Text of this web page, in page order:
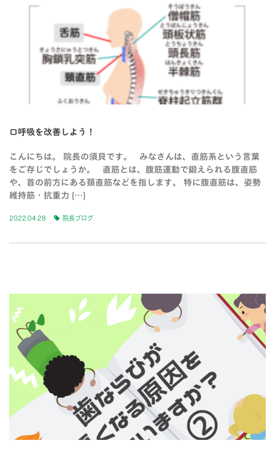
口呼吸を改善しよう！
こんにちは。 院長の須貝です。 みなさんは、直筋系という言葉
をご存じでしょうか。 直筋とは、腹筋運動で鍛えられる腹直筋
や、首の前方にある頚直筋などを指します。 特に腹直筋は、姿勢
維持筋・抗重力 […]
2022.04.28 院長ブログ